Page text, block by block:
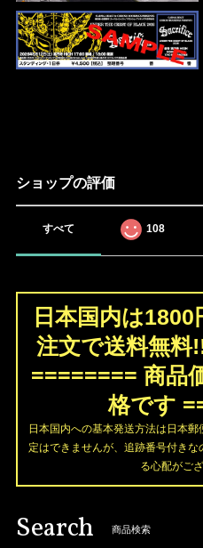
ショップの評価
すべて 108
日本国内は
注文で送料無料
======== 商品
格です
日本国内への基本発送方法は日本
定はできませんが、追跡番号付き
る心配がご
Search 商品検索